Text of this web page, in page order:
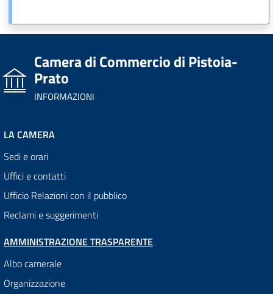
Camera di Commercio di Pistoia-
Prato
INFORMAZIONI
LA CAMERA
Sedi e orari
Uffici e contatti
Ufficio Relazioni con il pubblico
Reclami e suggerimenti
AMMINISTRAZIONE TRASPARENTE
Albo camerale
Organizzazione